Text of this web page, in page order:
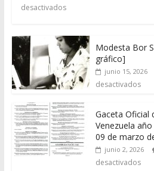
desactivados
Modesta Bor
gráfico]
junio 15, 2026
desactivados
Gaceta Oficial
Venezuela año
09 de marzo
junio 2, 2026
desactivados